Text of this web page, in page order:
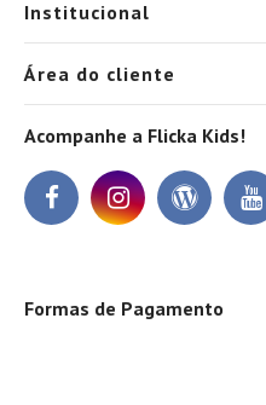
Institucional
Área do cliente
Acompanhe a Flicka Kids!
Formas de Pagamento